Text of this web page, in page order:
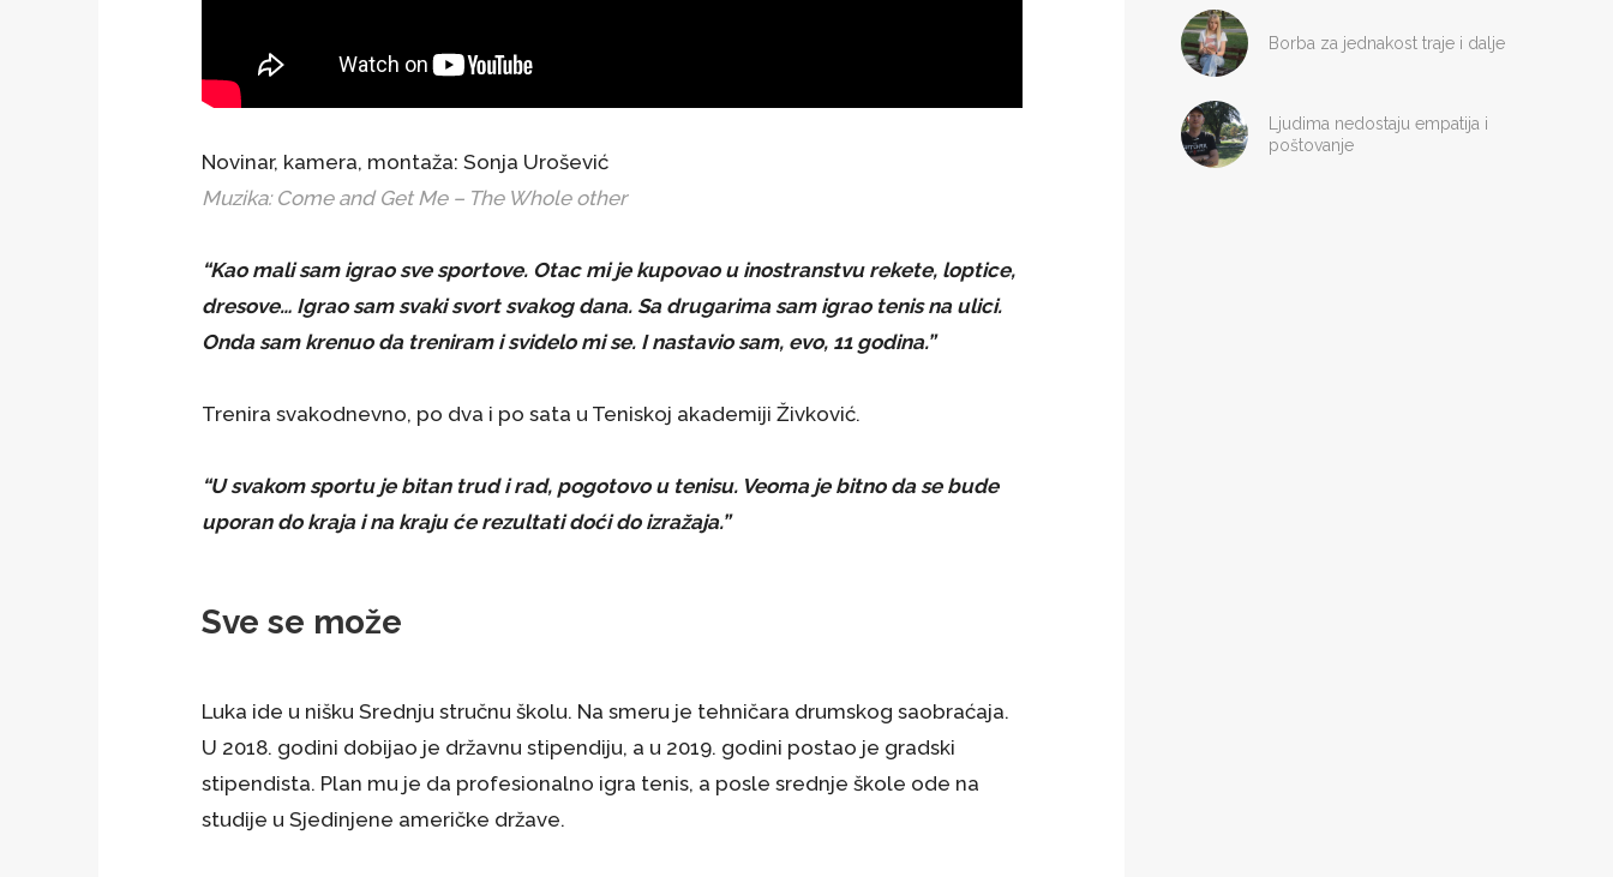
Novinar, kamera, montaža: Sonja Urošević
Muzika: Come and Get Me – The Whole other
“Kao mali sam igrao sve sportove. Otac mi je kupovao u inostranstvu rekete, loptice,
dresove… Igrao sam svaki svort svakog dana. Sa drugarima sam igrao tenis na ulici.
Onda sam krenuo da treniram i svidelo mi se. I nastavio sam, evo, 11 godina.”
Trenira svakodnevno, po dva i po sata u Teniskoj akademiji Živković.
“U svakom sportu je bitan trud i rad, pogotovo u tenisu. Veoma je bitno da se bude
uporan do kraja i na kraju će rezultati doći do izražaja.”
Sve se može
Luka ide u nišku Srednju stručnu školu. Na smeru je tehničara drumskog saobraćaja.
U 2018. godini dobijao je državnu stipendiju, a u 2019. godini postao je gradski
stipendista. Plan mu je da profesionalno igra tenis, a posle srednje škole ode na
studije u Sjedinjene američke države.
Borba za jednakost traje i dalje
Ljudima nedostaju empatija i
poštovanje